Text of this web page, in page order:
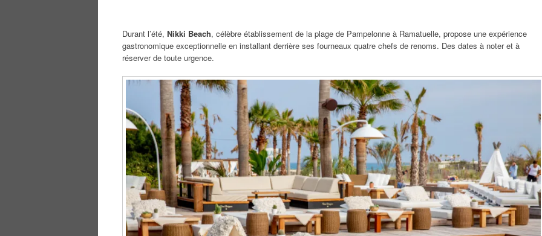
Durant l’été, Nikki Beach, célèbre établissement de la plage de Pampelonne à Ramatuelle, propose une expérience
gastronomique exceptionnelle en installant derrière ses fourneaux quatre chefs de renoms. Des dates à noter et à
réserver de toute urgence.